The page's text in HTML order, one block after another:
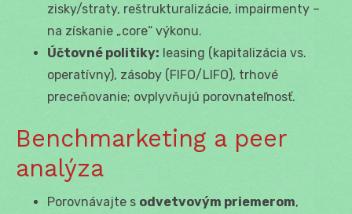
zisky/straty, reštrukturalizácie, impairmenty –
na získanie „core“ výkonu.
Účtovné politiky: leasing (kapitalizácia vs.
operatívny), zásoby (FIFO/LIFO), trhové
preceňovanie; ovplyvňujú porovnateľnosť.
Benchmarketing a peer
analýza
Porovnávajte s odvetvovým priemerom,